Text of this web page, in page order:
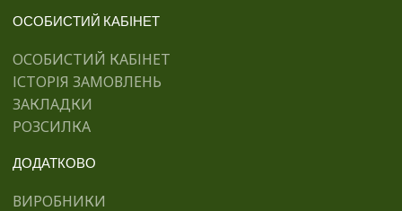
ОСОБИСТИЙ КАБІНЕТ
ОСОБИСТИЙ КАБІНЕТ
ІСТОРІЯ ЗАМОВЛЕНЬ
ЗАКЛАДКИ
РОЗСИЛКА
ДОДАТКОВО
ВИРОБНИКИ